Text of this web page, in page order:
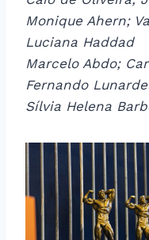
Monique Ahern;
Luciana Haddad
Marcelo Abdo;
Fernando
Sílvia Helena